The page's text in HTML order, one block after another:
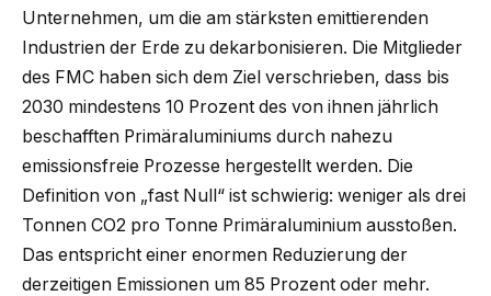
Unternehmen, um die am stärksten emittierenden
Industrien der Erde zu dekarbonisieren. Die Mitglieder
des FMC haben sich dem Ziel verschrieben, dass bis
2030 mindestens 10 Prozent des von ihnen jährlich
beschafften Primäraluminiums durch nahezu
emissionsfreie Prozesse hergestellt werden. Die
Definition von „fast Null“ ist schwierig: weniger als drei
Tonnen CO2 pro Tonne Primäraluminium ausstoßen.
Das entspricht einer enormen Reduzierung der
derzeitigen Emissionen um 85 Prozent oder mehr.